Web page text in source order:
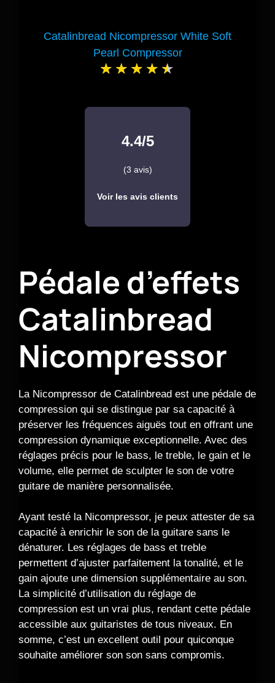
Catalinbread Nicompressor White Soft
Pearl Compressor
4.4/5
(3 avis)
Voir les avis clients
Pédale d’effets
Catalinbread
Nicompressor
La Nicompressor de Catalinbread est une pédale de
compression qui se distingue par sa capacité à
préserver les fréquences aiguës tout en offrant une
compression dynamique exceptionnelle. Avec des
réglages précis pour le bass, le treble, le gain et le
volume, elle permet de sculpter le son de votre
guitare de manière personnalisée.
Ayant testé la Nicompressor, je peux attester de sa
capacité à enrichir le son de la guitare sans le
dénaturer. Les réglages de bass et treble
permettent d’ajuster parfaitement la tonalité, et le
gain ajoute une dimension supplémentaire au son.
La simplicité d’utilisation du réglage de
compression est un vrai plus, rendant cette pédale
accessible aux guitaristes de tous niveaux. En
somme, c’est un excellent outil pour quiconque
souhaite améliorer son son sans compromis.